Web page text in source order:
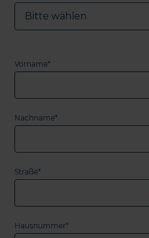
Vorname*
Nachname*
Straße*
Hausnummer*